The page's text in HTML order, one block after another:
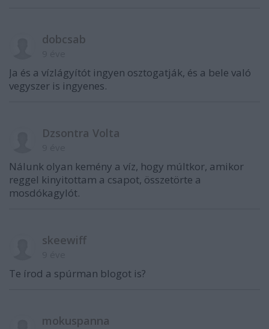
dobcsab
Ja és a vízlágyítót ingyen osztogatják, és a bele való
vegyszer is ingyenes.
Dzsontra Volta
Nálunk olyan kemény a víz, hogy múltkor, amikor
reggel kinyitottam a csapot, összetörte a
mosdókagylót.
skeewiff
Te írod a spúrman blogot is?
mokuspanna